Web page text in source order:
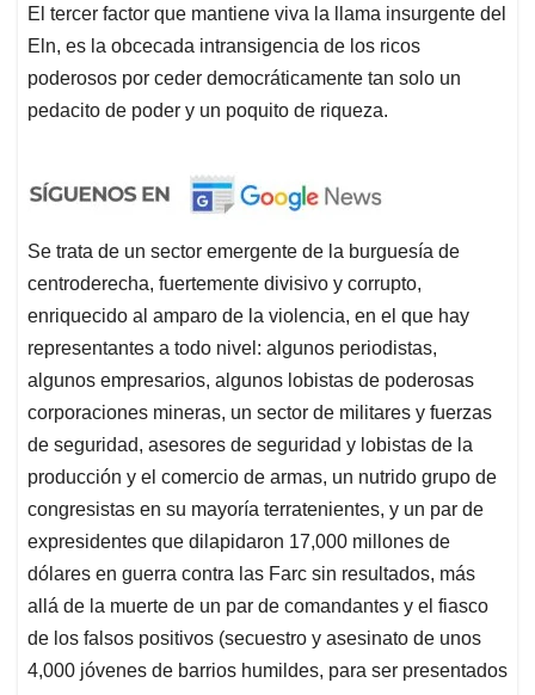
El tercer factor que mantiene viva la llama insurgente del
Eln, es la obcecada intransigencia de los ricos
poderosos por ceder democráticamente tan solo un
pedacito de poder y un poquito de riqueza.
Se trata de un sector emergente de la burguesía de
centroderecha, fuertemente divisivo y corrupto,
enriquecido al amparo de la violencia, en el que hay
representantes a todo nivel: algunos periodistas,
algunos empresarios, algunos lobistas de poderosas
corporaciones mineras, un sector de militares y fuerzas
de seguridad, asesores de seguridad y lobistas de la
producción y el comercio de armas, un nutrido grupo de
congresistas en su mayoría terratenientes, y un par de
expresidentes que dilapidaron 17,000 millones de
dólares en guerra contra las Farc sin resultados, más
allá de la muerte de un par de comandantes y el fiasco
de los falsos positivos (secuestro y asesinato de unos
4,000 jóvenes de barrios humildes, para ser presentados